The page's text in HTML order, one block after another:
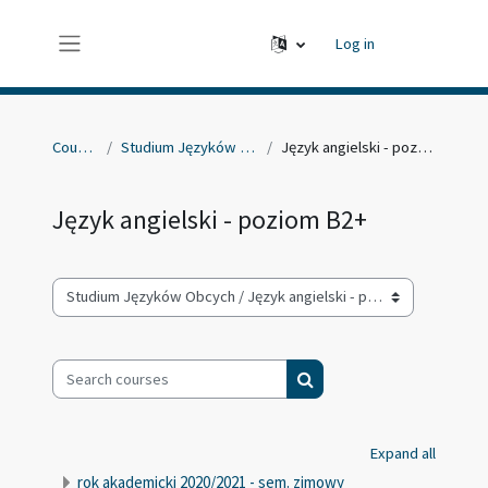
Log in
Courses Studium Języków Obcych Język angielski - poziom B2+
Język angielski - poziom B2+
Course categories
Search courses
Search courses
Expand all
rok akademicki 2020/2021 - sem. zimowy